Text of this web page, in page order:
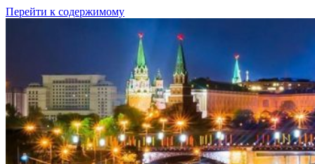
Перейти к содержимому